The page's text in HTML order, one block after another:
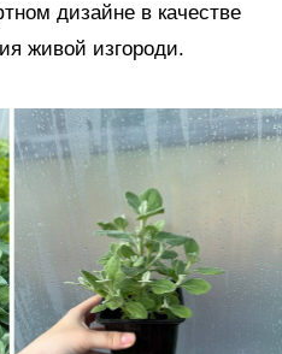
дизайне в качестве
живой изгороди.